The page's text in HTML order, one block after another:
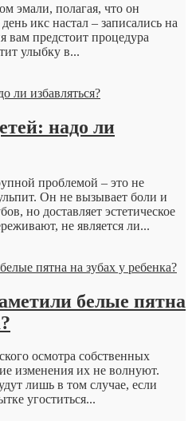
эмали, полагая, что он
икс настал – записались на
вам предстоит процедура
улыбку в...
надо ли
проблемой – это не
Он не вызывает боли и
но доставляет эстетическое
не является ли...
белые пятна
осмотра собственных
изменения их не волнуют.
лишь в том случае, если
угоститься...